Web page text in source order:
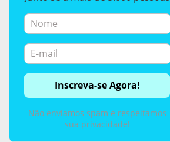
Não enviamos spam e respeitamos
sua privacidade!